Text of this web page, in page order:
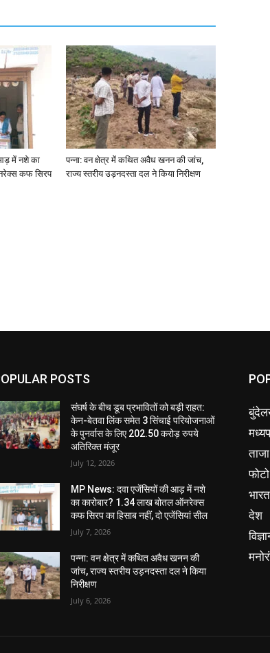
में नशे का
कफ सिरप
पन्ना: वन क्षेत्र में कथित अवैध खनन की जांच,
राज्य स्तरीय उड़नदस्ता दल ने किया निरीक्षण
POSTS
संघर्ष के बीच डूब प्रभावितों को बड़ी राहत:
केन-बेतवा लिंक समेत 3 सिंचाई परियोजनाओं
के पुनर्वास के लिए 202.50 करोड़ रुपये
अतिरिक्त मंजूर
July 12, 2026
MP News: दवा एजेंसियों की आड़ में नशे
का कारोबार? 1.34 लाख बोतल ऑनरेक्स
कफ सिरप का हिसाब नहीं, दो एजेंसियां सील
July 7, 2026
पन्ना: वन क्षेत्र में कथित अवैध खनन की
जांच, राज्य स्तरीय उड़नदस्ता दल ने किया
निरीक्षण
July 6, 2026
फोटो
भारत
देश